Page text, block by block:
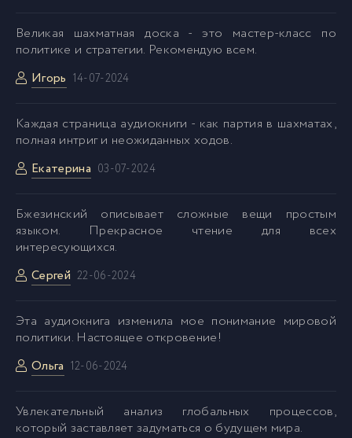
40 040
44 044
46 046
Великая шахматная доска - это мастер-класс по
политике и стратегии. Рекомендую всем.
Игорь 14-07-2024
Каждая страница аудиокниги - как партия в шахматах,
полная интриг и неожиданных ходов.
Екатерина 03-07-2024
Бжезинский описывает сложные вещи простым
языком. Прекрасное чтение для всех
интересующихся.
Сергей 22-06-2024
Эта аудиокнига изменила мое понимание мировой
политики. Настоящее откровение!
Ольга 12-06-2024
Увлекательный анализ глобальных процессов,
который заставляет задуматься о будущем мира.